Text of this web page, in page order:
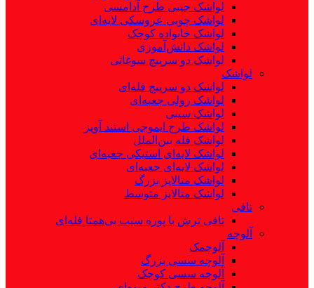
لواشک جیبی طرح آدامسی
لواشک چوبی عروسکی لایه‌ای
لواشک خانواده کوچک
لواشک دانش‌آموزی
لواشک دو سرپیچ سوغاتی
لواشک
لواشک دو سرپیچ فله‌ای
لواشک رولی جعبه‌ای
لواشک سیبی
لواشک طرح ایموجی استند آویز
لواشک فله بین‌الملل
لواشک لایه‌ای استیکی جعبه‌ای
لواشک لایه‌ای جعبه‌ای
لواشک متالایز بزرگ
لواشک متالایز متوسط
تافی
تافی ترش با پوره سیب بی‌همتا فله‌ای
آلوچه
آلوچمک
آلوچه سسی بزرگ
آلوچه سسی کوچک